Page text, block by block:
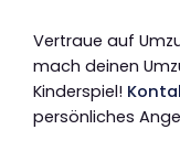
Vertraue auf
mach deinen
Kinderspiel!
persönliches